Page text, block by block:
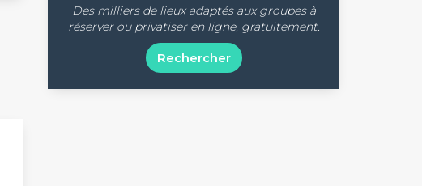
Des milliers de lieux adaptés aux groupes à
réserver ou privatiser en ligne, gratuitement.
Rechercher